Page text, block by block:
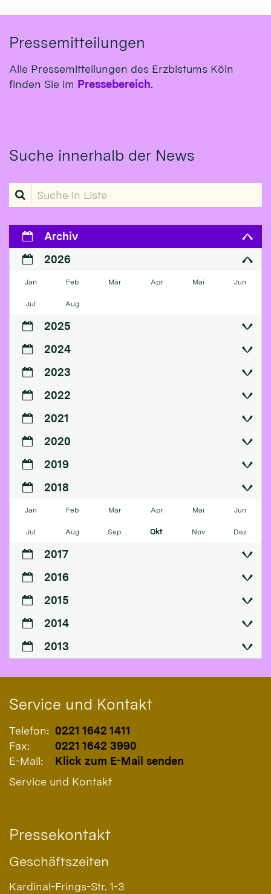
Pressemitteilungen
Alle Pressemitteilungen des Erzbistums Köln
finden Sie im Pressebereich.
Suche innerhalb der News
Suche in Liste
Archiv
2026
Jan Feb Mär Apr Mai Jun
Jul Aug
2025
2024
2023
2022
2021
2020
2019
2018
Jan Feb Mär Apr Mai Jun
Jul Aug Sep Okt Nov Dez
2017
2016
2015
2014
2013
Service und Kontakt
Telefon: 0221 1642 1411
Fax:
0221 1642 3990
E-Mail:
Klick zum E-Mail senden
Service und Kontakt
Pressekontakt
Geschäftszeiten
Kardinal-Frings-Str. 1-3